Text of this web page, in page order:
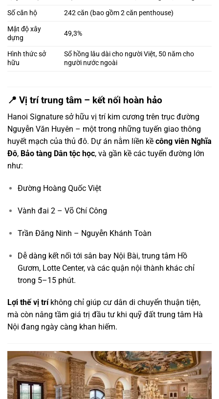
Số căn hộ
242 căn (bao gồm 2 căn penthouse)
Mật độ xây
dựng
49,3%
Hình thức sở
hữu
Sổ hồng lâu dài cho người Việt, 50 năm cho
người nước ngoài
📍 Vị trí trung tâm – kết nối hoàn hảo
Hanoi Signature sở hữu vị trí kim cương trên trục đường
Nguyễn Văn Huyên – một trong những tuyến giao thông
huyết mạch của thủ đô. Dự án nằm liền kề công viên Nghĩa
Đô, Bảo tàng Dân tộc học, và gần kề các tuyến đường lớn
như:
Đường Hoàng Quốc Việt
Vành đai 2 – Võ Chí Công
Trần Đăng Ninh – Nguyễn Khánh Toàn
Dễ dàng kết nối tới sân bay Nội Bài, trung tâm Hồ
Gươm, Lotte Center, và các quận nội thành khác chỉ
trong 5–15 phút.
Lợi thế vị tríkhông chỉ giúp cư dân di chuyển thuận tiện,
mà còn nâng tầm giá trị đầu tư khi quỹ đất trung tâm Hà
Nội đang ngày càng khan hiếm.